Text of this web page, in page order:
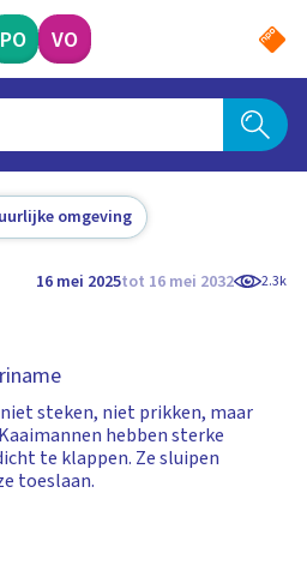
PO VO
omgeving
16 mei 2025tot 16 mei 2032 2.3k
steken, niet prikken, maar
hebben sterke
te klappen. Ze sluipen
toeslaan.